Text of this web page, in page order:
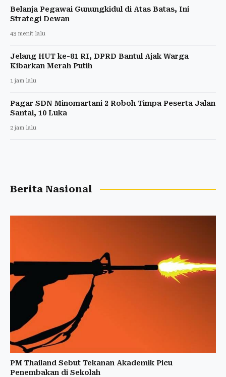
Belanja Pegawai Gunungkidul di Atas Batas, Ini
Strategi Dewan
43 menit lalu
Jelang HUT ke-81 RI, DPRD Bantul Ajak Warga
Kibarkan Merah Putih
1 jam lalu
Pagar SDN Minomartani 2 Roboh Timpa Peserta Jalan
Santai, 10 Luka
2 jam lalu
Berita Nasional
PM Thailand Sebut Tekanan Akademik Picu
Penembakan di Sekolah